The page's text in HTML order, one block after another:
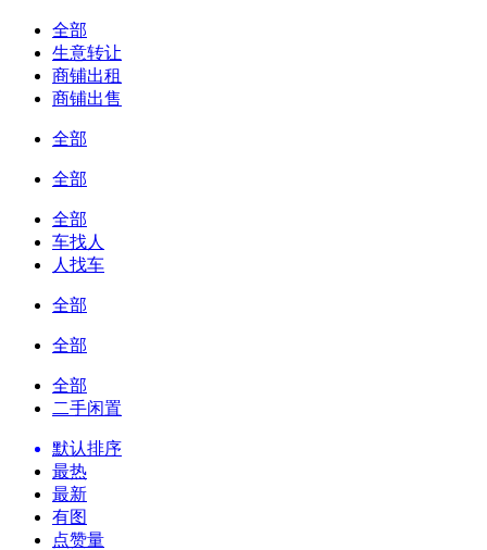
全部
生意转让
商铺出租
商铺出售
全部
全部
全部
车找人
人找车
全部
全部
全部
二手闲置
默认排序
最热
最新
有图
点赞量